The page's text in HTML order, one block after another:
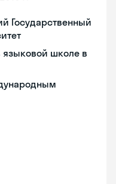
Государственный
языковой школе в